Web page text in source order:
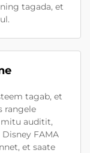
tagada, et
tagab, et
rangele
mitu auditit,
FAMA
et saate